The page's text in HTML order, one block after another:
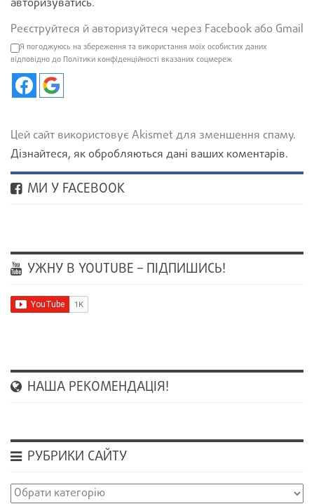
Реєструйтеся й авторизуйтеся через Facebook або Gmail
Я погоджуюсь на збереження та використання моїх особистих даних
відповідно до Політики конфіденційності вказаних соцмереж
Цей сайт використовує Akismet для зменшення спаму.
Дізнайтеся, як обробляються дані ваших коментарів.
МИ У FACEBOOK
УЖНУ В YOUTUBE – ПІДПИШИСЬ!
НАША РЕКОМЕНДАЦІЯ!
РУБРИКИ САЙТУ
Рубрики